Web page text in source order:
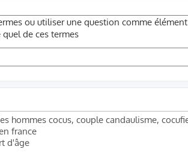
ou utiliser une question comme élément
quel de ces termes